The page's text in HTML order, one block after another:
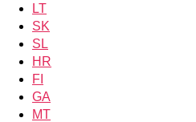
LT
SK
SL
HR
FI
GA
MT